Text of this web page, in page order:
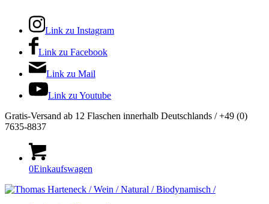
Link zu Instagram
Link zu Facebook
Link zu Mail
Link zu Youtube
Gratis-Versand ab 12 Flaschen innerhalb Deutschlands / +49 (0)
7635-8837
0Einkaufswagen